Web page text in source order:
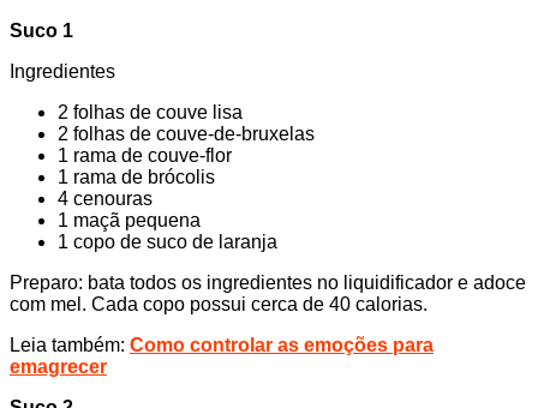
Suco 1
Ingredientes
2 folhas de couve lisa
2 folhas de couve-de-bruxelas
1 rama de couve-flor
1 rama de brócolis
4 cenouras
1 maçã pequena
1 copo de suco de laranja
Preparo: bata todos os ingredientes no liquidificador e adoce
com mel. Cada copo possui cerca de 40 calorias.
Leia também: Como controlar as emoções para
emagrecer